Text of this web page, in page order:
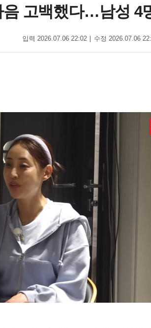
고백했다…남성 4
입력 2026.07.06 22:02 수정 2026.07.06